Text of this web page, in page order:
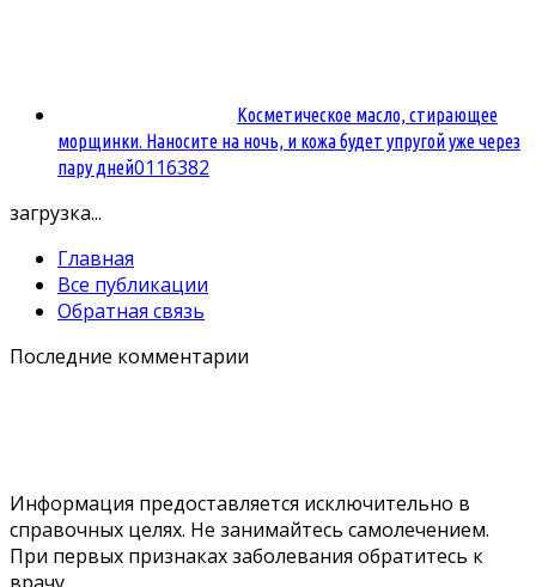
Косметическое масло, стирающее
морщинки. Наносите на ночь, и кожа будет упругой уже через
пару дней0116382
загрузка...
Главная
Все публикации
Обратная связь
Последние комментарии
Информация предоставляется исключительно в
справочных целях. Не занимайтесь самолечением.
При первых признаках заболевания обратитесь к